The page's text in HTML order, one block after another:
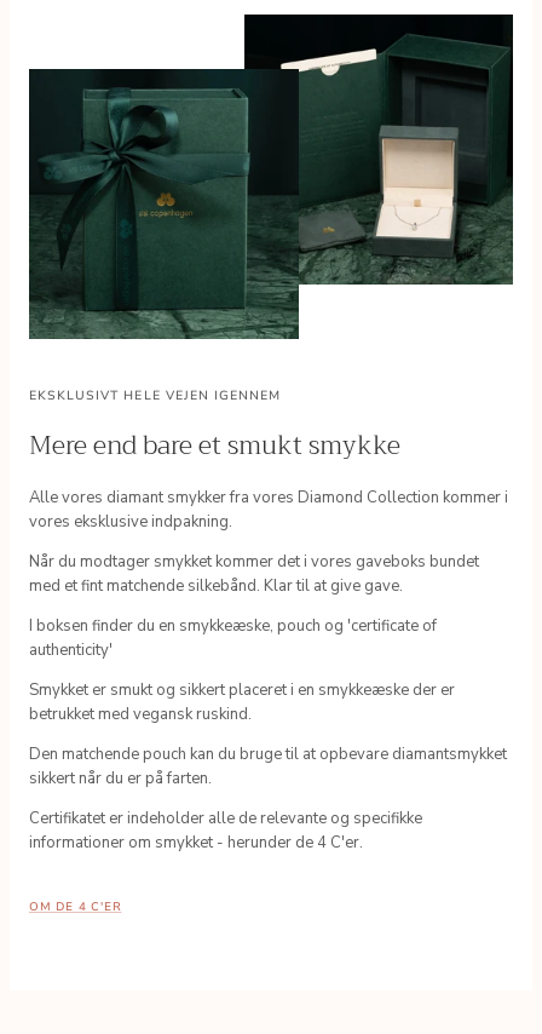
EKSKLUSIVT HELE VEJEN IGENNEM
Mere end bare et smukt smykke
Alle vores diamant smykker fra vores Diamond Collection kommer i
vores eksklusive indpakning.
Når du modtager smykket kommer det i vores gaveboks bundet
med et fint matchende silkebånd. Klar til at give gave.
I boksen finder du en smykkeæske, pouch og 'certificate of
authenticity'
Smykket er smukt og sikkert placeret i en smykkeæske der er
betrukket med vegansk ruskind.
Den matchende pouch kan du bruge til at opbevare diamantsmykket
sikkert når du er på farten.
Certifikatet er indeholder alle de relevante og specifikke
informationer om smykket - herunder de 4 C'er.
OM DE 4 C'ER